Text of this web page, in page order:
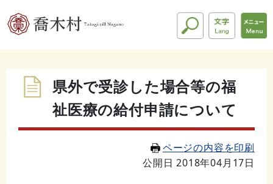
県外で受診した場合等の福
祉医療の給付申請について
ページの内容を印刷
公開日 2018年04月17日